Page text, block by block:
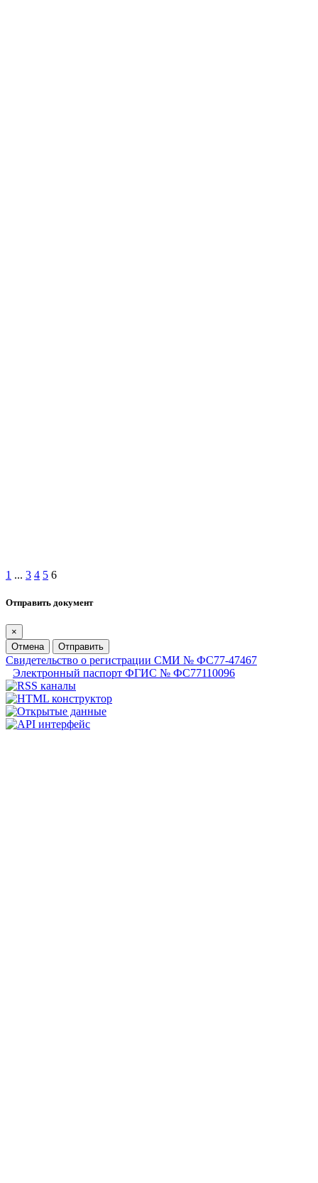
1 ... 3 4 5 6
Отправить документ
×
Отмена
Отправить
Свидетельство о регистрации СМИ № ФС77-47467
Электронный паспорт ФГИС № ФС77110096